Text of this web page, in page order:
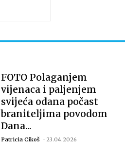
FOTO Polaganjem
vijenaca i paljenjem
svijeća odana počast
braniteljima povodom
Dana...
Patricia Cikoš - 23.04.2026